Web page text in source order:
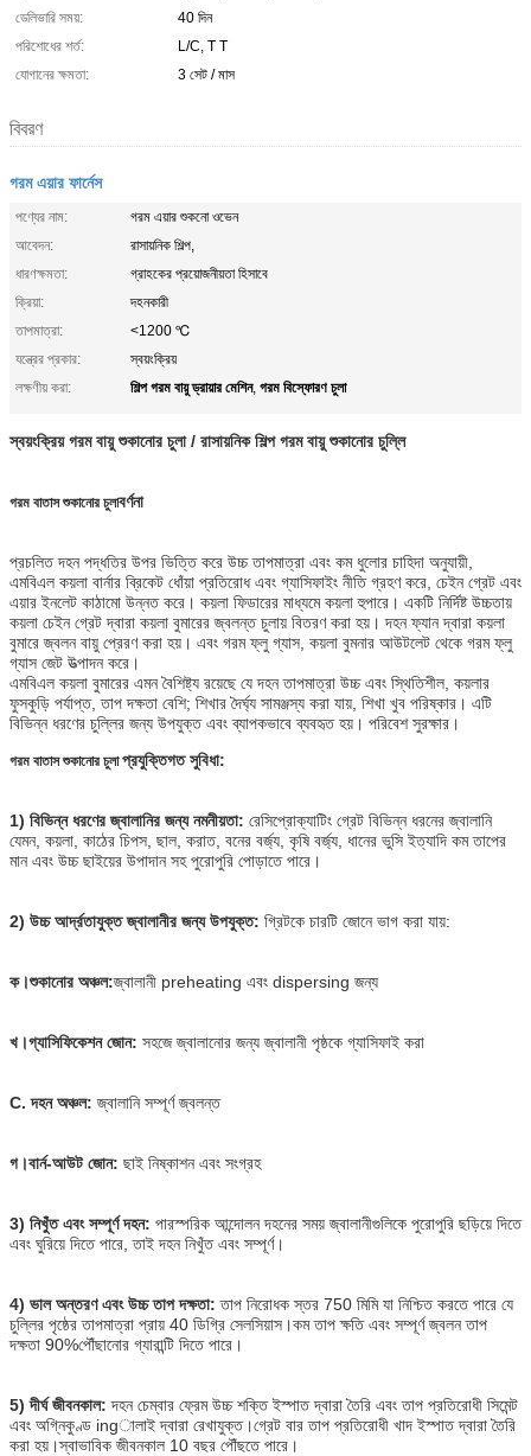
ডেলিভারি সময়:
40 দিন
পরিশোধের শর্ত:
L/C, T T
যোগানের ক্ষমতা:
3 সেট / মাস
বিবরণ
গরম এয়ার ফার্নেস
পণ্যের নাম:
গরম এয়ার শুকনো ওভেন
আবেদন:
রাসায়নিক শিল্প,
ধারণক্ষমতা:
গ্রাহকের প্রয়োজনীয়তা হিসাবে
ক্রিয়া:
দহনকারী
তাপমাত্রা:
<1200 ℃
যন্ত্রের প্রকার:
স্বয়ংক্রিয়
লক্ষণীয় করা:
শিল্প গরম বায়ু ড্রায়ার মেশিন, গরম বিস্ফোরণ চুলা
স্বয়ংক্রিয় গরম বায়ু শুকানোর চুলা / রাসায়নিক শিল্প গরম বায়ু শুকানোর চুল্লি
গরম বাতাস শুকানোর চুলাবর্ণনা
প্রচলিত দহন পদ্ধতির উপর ভিত্তি করে উচ্চ তাপমাত্রা এবং কম ধুলোর চাহিদা অনুযায়ী,
এমবিএল কয়লা বার্নার ব্রিকেট ধোঁয়া প্রতিরোধ এবং গ্যাসিফাইং নীতি গ্রহণ করে, চেইন গ্রেট এবং
এয়ার ইনলেট কাঠামো উন্নত করে। কয়লা ফিডারের মাধ্যমে কয়লা হুপারে। একটি নির্দিষ্ট উচ্চতায়
কয়লা চেইন গ্রেট দ্বারা কয়লা বুমারের জ্বলন্ত চুলায় বিতরণ করা হয়। দহন ফ্যান দ্বারা কয়লা
বুমারে জ্বলন বায়ু প্রেরণ করা হয়। এবং গরম ফ্লু গ্যাস, কয়লা বুমনার আউটলেট থেকে গরম ফ্লু
গ্যাস জেট উত্পাদন করে।
এমবিএল কয়লা বুমারের এমন বৈশিষ্ট্য রয়েছে যে দহন তাপমাত্রা উচ্চ এবং স্থিতিশীল, কয়লার
ফুসকুড়ি পর্যাপ্ত, তাপ দক্ষতা বেশি; শিখার দৈর্ঘ্য সামঞ্জস্য করা যায়, শিখা খুব পরিষ্কার। এটি
বিভিন্ন ধরণের চুল্লির জন্য উপযুক্ত এবং ব্যাপকভাবে ব্যবহৃত হয়। পরিবেশ সুরক্ষার।
গরম বাতাস শুকানোর চুলাপ্রযুক্তিগত সুবিধা:
1) বিভিন্ন ধরণের জ্বালানির জন্য নমনীয়তা: রেসিপ্রোক্যাটিং গ্রেট বিভিন্ন ধরনের জ্বালানি
যেমন, কয়লা, কাঠের চিপস, ছাল, করাত, বনের বর্জ্য, কৃষি বর্জ্য, ধানের ভুসি ইত্যাদি কম তাপের
মান এবং উচ্চ ছাইয়ের উপাদান সহ পুরোপুরি পোড়াতে পারে।
2) উচ্চ আর্দ্রতাযুক্ত জ্বালানীর জন্য উপযুক্ত: গ্রিটকে চারটি জোনে ভাগ করা যায়:
ক।শুকানোর অঞ্চল:জ্বালানী preheating এবং dispersing জন্য
খ।গ্যাসিফিকেশন জোন: সহজে জ্বালানোর জন্য জ্বালানী পৃষ্ঠকে গ্যাসিফাই করা
C. দহন অঞ্চল: জ্বালানি সম্পূর্ণ জ্বলন্ত
গ।বার্ন-আউট জোন: ছাই নিষ্কাশন এবং সংগ্রহ
3) নিখুঁত এবং সম্পূর্ণ দহন: পারস্পরিক আন্দোলন দহনের সময় জ্বালানীগুলিকে পুরোপুরি ছড়িয়ে দিতে
এবং ঘুরিয়ে দিতে পারে, তাই দহন নিখুঁত এবং সম্পূর্ণ।
4) ভাল অন্তরণ এবং উচ্চ তাপ দক্ষতা:তাপ নিরোধক স্তর 750 মিমি যা নিশ্চিত করতে পারে যে
চুল্লির পৃষ্ঠের তাপমাত্রা প্রায় 40 ডিগ্রি সেলসিয়াস।কম তাপ ক্ষতি এবং সম্পূর্ণ জ্বলন তাপ
দক্ষতা 90%পৌঁছানোর গ্যারান্টি দিতে পারে।
5) দীর্ঘ জীবনকাল:দহন চেম্বার ফ্রেম উচ্চ শক্তি ইস্পাত দ্বারা তৈরি এবং তাপ প্রতিরোধী সিমেন্ট
এবং অগ্নিকুণ্ড ingালাই দ্বারা রেখাযুক্ত।গ্রেট বার তাপ প্রতিরোধী খাদ ইস্পাত দ্বারা তৈরি
করা হয়।স্বাভাবিক জীবনকাল 10 বছর পৌঁছতে পারে।